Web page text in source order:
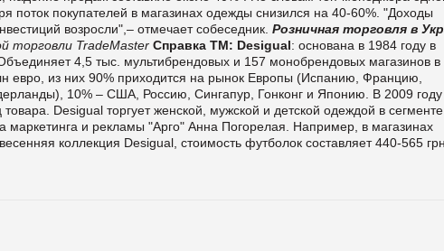
поток покупателей в магазинах одежды снизился на 40-60%. "Доходы
возросли",– отмечает собеседник. Розничная торговля в
торговли TradeMaster Справка ТМ: Desigual: основана в 1984 году в
4,5 тыс. мультибрендовых и 157 монобрендовых магазинов в
евро, из них 90% приходится на рынок Европы (Испанию, Францию,
10% – США, Россию, Сингапур, Гонконг и Японию. В 2009 году
Desigual торгует женской, мужской и детской одеждой в сегменте
маркетинга и рекламы "Арго" Анна Погорелая. Например, в магазинах
коллекция Desigual, стоимость футболок составляет 440-565 грн,